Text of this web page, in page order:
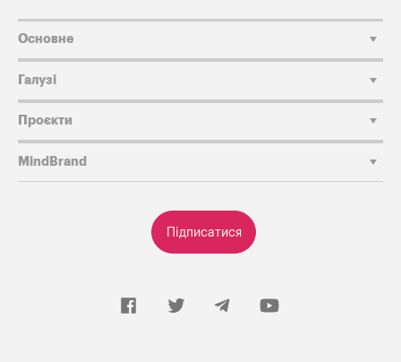
Підписатися
Основне
Галузі
Проєкти
MindBrand